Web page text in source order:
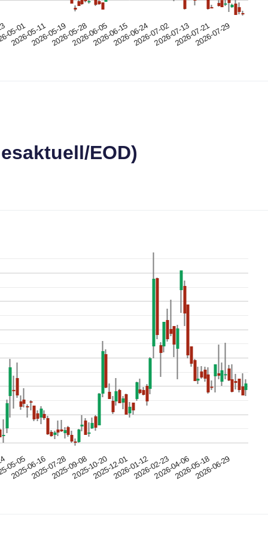
05-01
2026-05-112026-05-192026-05-282026-06-052026-06-152026-06-242026-07-022026-07-132026-07-212026-07-29
05-01
2026-05-112026-05-192026-05-282026-06-052026-06-152026-06-242026-07-022026-07-132026-07-212026-07-29
EOD)
05-05
2025-06-162025-07-282025-09-082025-10-202025-12-012026-01-122026-02-232026-04-062026-05-182026-06-29